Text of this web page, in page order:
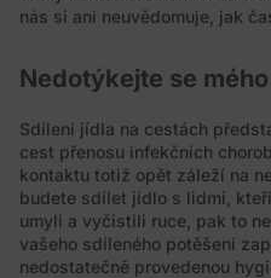
nás si ani neuvědomuje, jak
Nedotýkejte se
Sdílení jídla na cestách
cest přenosu infekčních
kontaktu totiž opět záleží na
budete sdílet jídlo s lidmi,
umyli a vyčistili ruce, pak to
vašeho sdíleného potěšení
nedostatečně provedenou